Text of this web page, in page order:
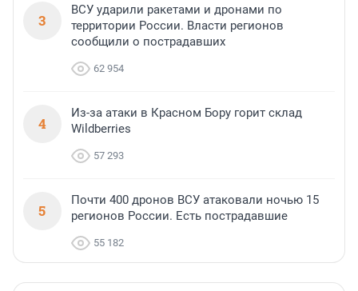
3
ВСУ ударили ракетами и дронами по
территории России. Власти регионов
сообщили о пострадавших
62 954
4
Из-за атаки в Красном Бору горит склад
Wildberries
57 293
5
Почти 400 дронов ВСУ атаковали ночью 15
регионов России. Есть пострадавшие
55 182